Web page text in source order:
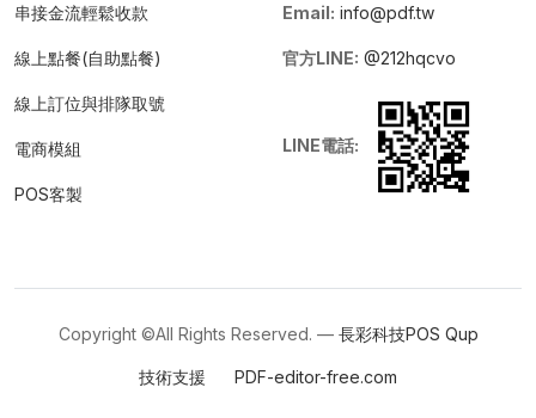
串接金流輕鬆收款
線上點餐(自助點餐)
線上訂位與排隊取號
電商模組
POS客製
Email: info@pdf.tw
官方LINE: @212hqcvo
LINE電話:
Copyright ©All Rights Reserved. — 長彩科技POS Qup
技術支援 PDF-editor-free.com